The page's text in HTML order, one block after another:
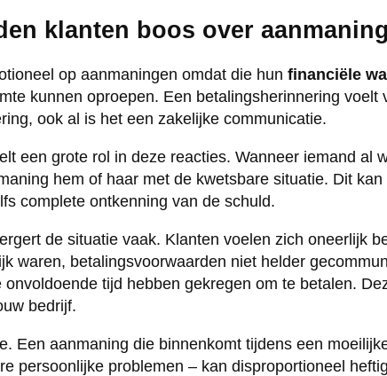
klanten boos over
op aanmaningen omdat die hun financiële
kunnen oproepen. Een betalingsherinnering voelt
ook al is het een zakelijke communicatie.
een grote rol in deze reacties. Wanneer iemand al
hem of haar met de kwetsbare situatie. Dit
complete ontkenning van de schuld.
de situatie vaak. Klanten voelen zich oneerlijk
waren, betalingsvoorwaarden niet helder
tijd hebben gekregen om te betalen.
bedrijf.
Een aanmaning die binnenkomt tijdens een
persoonlijke problemen – kan disproportioneel